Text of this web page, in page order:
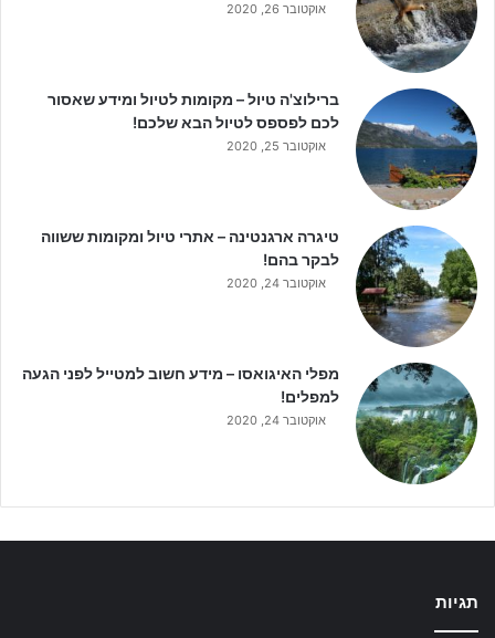
אוקטובר 26, 2020
ברילוצ'ה טיול – מקומות לטיול ומידע שאסור
לכם לפספס לטיול הבא שלכם!
אוקטובר 25, 2020
טיגרה ארגנטינה – אתרי טיול ומקומות ששווה
לבקר בהם!
אוקטובר 24, 2020
מפלי האיגואסו – מידע חשוב למטייל לפני הגעה
למפלים!
אוקטובר 24, 2020
תגיות